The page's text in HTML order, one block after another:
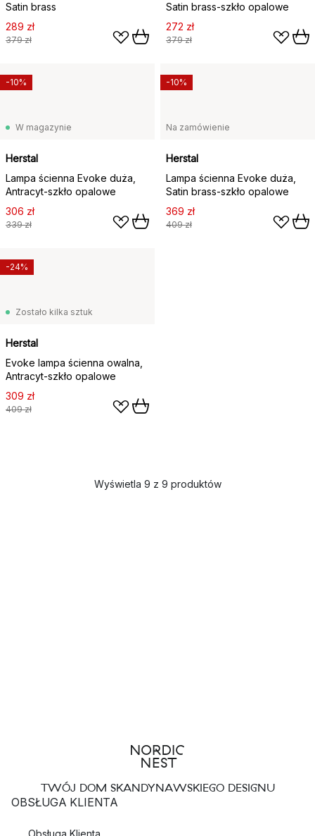
Satin brass
289 zł
379 zł
Satin brass-szkło opalowe
272 zł
379 zł
W magazynie
Herstal
Lampa ścienna Evoke duża,
Antracyt-szkło opalowe
306 zł
339 zł
-10%
Na zamówienie
Herstal
Lampa ścienna Evoke duża,
Satin brass-szkło opalowe
369 zł
409 zł
-10%
Zostało kilka sztuk
Herstal
Evoke lampa ścienna owalna,
Antracyt-szkło opalowe
309 zł
409 zł
-24%
Wyświetla 9 z 9 produktów
TWÓJ DOM SKANDYNAWSKIEGO DESIGNU
OBSŁUGA KLIENTA
Obsługa Klienta